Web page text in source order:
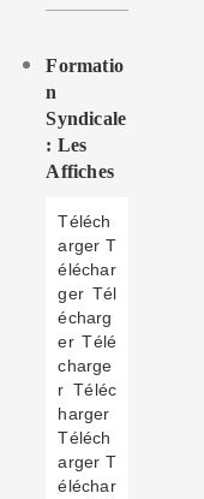
Formatio
N
Syndicale
: Les
Affiches
Téléch
arger T
éléchar
ger Tél
écharg
er Télé
charge
r Téléc
harger
Téléch
arger T
éléchar